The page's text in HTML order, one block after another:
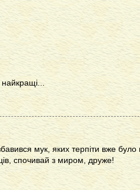
найкращі...
мук, яких терпіти вже
спочивай з миром, друже!